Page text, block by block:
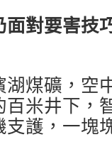
對要害技
煤礦，空
米井下，
護，一塊